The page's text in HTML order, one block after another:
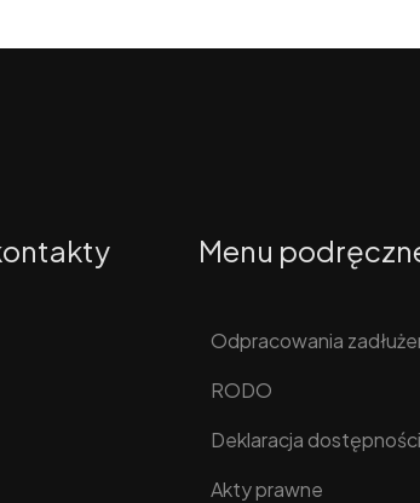
Menu
Odpracowania
RODO
Deklaracja dostępności
Akty prawne